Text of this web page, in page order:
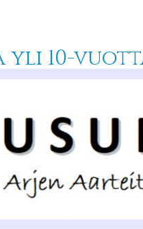
10-vuotta